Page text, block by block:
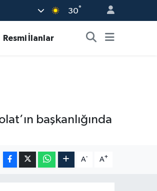
30°
Resmi İlanlar
başkanlığında
A- A+